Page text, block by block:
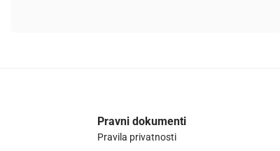
Pravni dokumenti
Pravila privatnosti